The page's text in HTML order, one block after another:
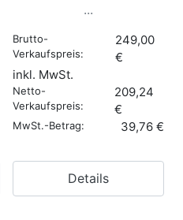
...
Brutto-
Verkaufspreis:
249,00
€
inkl. MwSt.
Netto-
Verkaufspreis:
209,24
€
MwSt.-Betrag: 39,76 €
Details